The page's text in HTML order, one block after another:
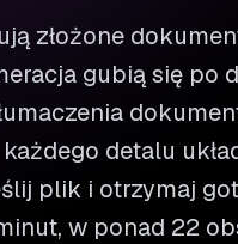
złożone
gubią się po
detalu
plik i otrzymaj
w ponad 22